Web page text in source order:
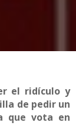
el ridículo y
de pedir un
que vota en